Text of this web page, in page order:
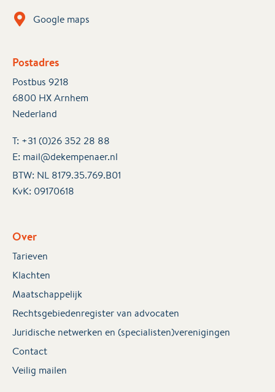
Google maps
Postadres
Postbus 9218
6800 HX Arnhem
Nederland
T: +31 (0)26 352 28 88
E: mail@dekempenaer.nl
BTW: NL 8179.35.769.B01
KvK: 09170618
Over
Tarieven
Klachten
Maatschappelijk
Rechtsgebiedenregister van advocaten
Juridische netwerken en (specialisten)verenigingen
Contact
Veilig mailen